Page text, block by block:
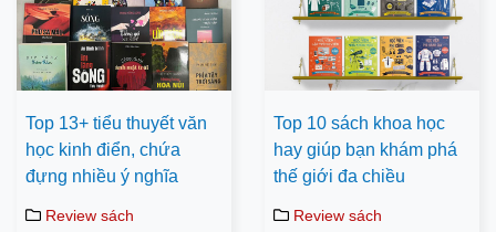
Top 13+ tiểu thuyết văn
học kinh điển, chứa
đựng nhiều ý nghĩa
Review sách
Top 10 sách khoa học
hay giúp bạn khám phá
thế giới đa chiều
Review sách